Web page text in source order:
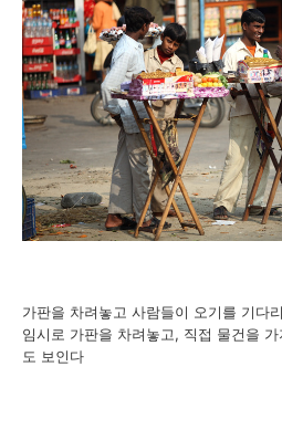
가판을 차려놓고 사람들이 오기를 기다
임시로 가판을 차려놓고, 직접 물건을
도 보인다